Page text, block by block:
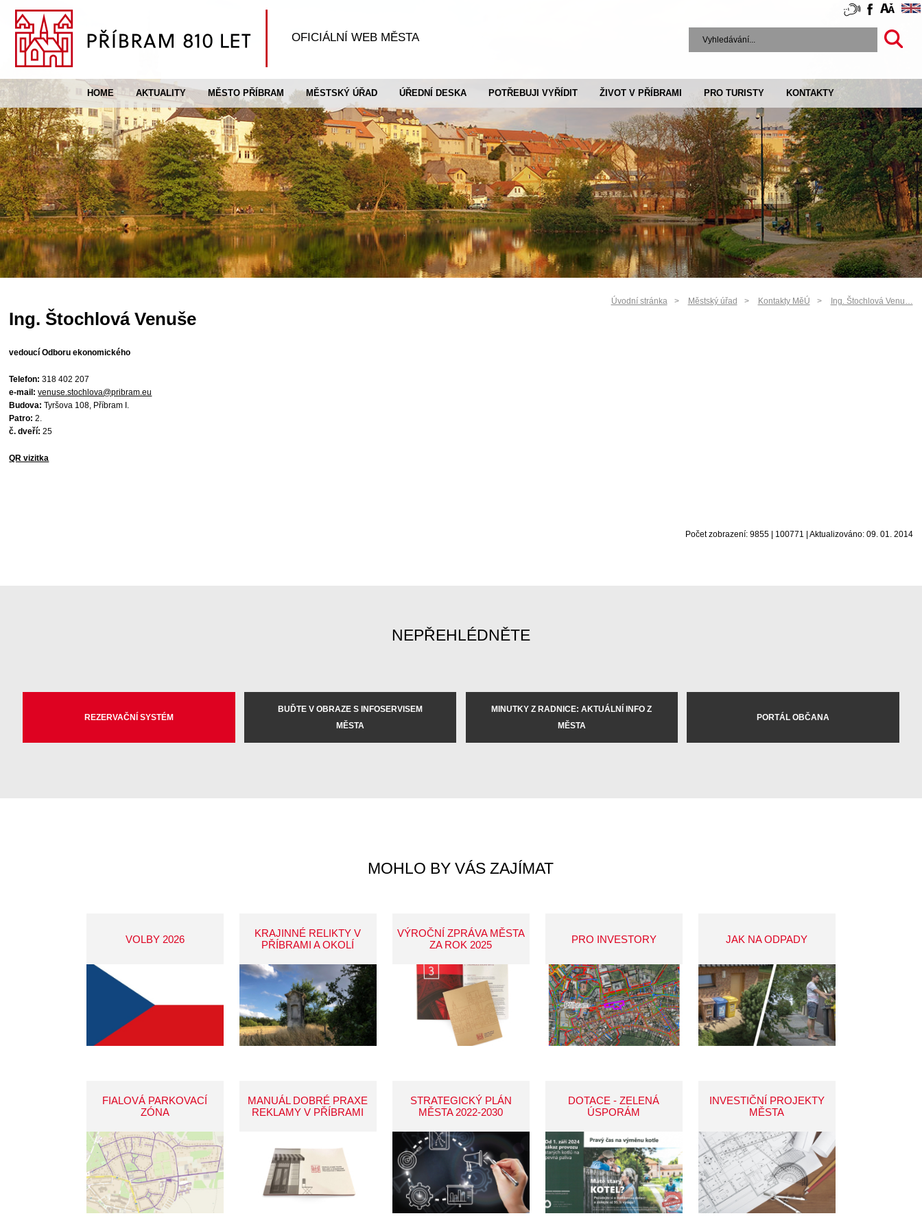
OFICIÁLNÍ WEB MĚSTA
HOME AKTUALITY MĚSTO PŘÍBRAM MĚSTSKÝ ÚŘAD ÚŘEDNÍ DESKA POTŘEBUJI VYŘÍDIT ŽIVOT V PŘÍBRAMI PRO TURISTY KONTAKTY
Úvodní stránka Městský úřad Kontakty MěÚ Ing. Štochlová Venu…
Ing. Štochlová Venuše
vedoucí Odboru ekonomického
Telefon:318 402 207
e-mail:venuse.stochlova@pribram.eu
Budova:Tyršova 108, Příbram I.
Patro: 2.
č. dveří: 25
QR vizitka
Počet zobrazení: 9855 | 100771 | Aktualizováno: 09. 01. 2014
NEPŘEHLÉDNĚTE
REZERVAČNÍ SYSTÉM
BUĎTE V OBRAZE S INFOSERVISEM
MĚSTA
MINUTKY Z RADNICE: AKTUÁLNÍ INFO Z
MĚSTA
PORTÁL OBČANA
MOHLO BY VÁS ZAJÍMAT
VOLBY 2026
KRAJINNÉ RELIKTY V
PŘÍBRAMI A OKOLÍ
VÝROČNÍ ZPRÁVA MĚSTA
ZA ROK 2025
PRO INVESTORY JAK NA ODPADY
FIALOVÁ PARKOVACÍ
ZÓNA
MANUÁL DOBRÉ PRAXE
REKLAMY V PŘÍBRAMI
STRATEGICKÝ PLÁN
MĚSTA 2022-2030
DOTACE - ZELENÁ
ÚSPORÁM
INVESTIČNÍ PROJEKTY
MĚSTA